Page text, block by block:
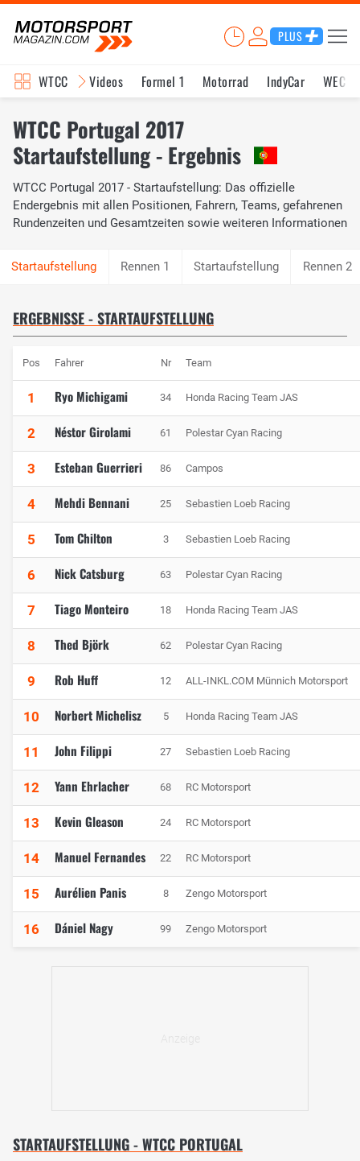
PLUS
WTCC Videos Formel 1 Motorrad IndyCar WEC
WTCC Portugal 2017
Startaufstellung - Ergebnis
WTCC Portugal 2017 - Startaufstellung: Das offizielle
Endergebnis mit allen Positionen, Fahrern, Teams, gefahrenen
Rundenzeiten und Gesamtzeiten sowie weiteren Informationen
Rennen 1 Startaufstellung Rennen 2
ERGEBNISSE - STARTAUFSTELLUNG
Pos Fahrer Nr Team
1 Ryo Michigami 34 Honda Racing Team JAS
2 Néstor Girolami 61 Polestar Cyan Racing
3 Esteban Guerrieri 86 Campos
4 Mehdi Bennani 25 Sebastien Loeb Racing
5 Tom Chilton 3 Sebastien Loeb Racing
6 Nick Catsburg 63 Polestar Cyan Racing
7 Tiago Monteiro 18 Honda Racing Team JAS
8 Thed Björk 62 Polestar Cyan Racing
9 Rob Huff 12 ALL-INKL.COM Münnich Motorsport
10 Norbert Michelisz 5 Honda Racing Team JAS
11 John Filippi 27 Sebastien Loeb Racing
12 Yann Ehrlacher 68 RC Motorsport
13 Kevin Gleason 24 RC Motorsport
14 Manuel Fernandes 22 RC Motorsport
15 Aurélien Panis 8 Zengo Motorsport
16 Dániel Nagy 99 Zengo Motorsport
STARTAUFSTELLUNG - WTCC PORTUGAL